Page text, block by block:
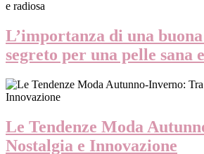
L’importanza di una
segreto per una pelle sana
Le Tendenze Moda
Nostalgia e Innovazione